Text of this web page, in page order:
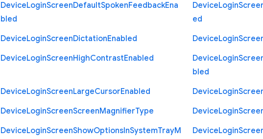
DeviceLoginScreenDefaultSpokenFeedbackEna
bled
DeviceLogin
ed
DeviceLoginScreenDictationEnabled DeviceLogin
DeviceLoginScreenHighContrastEnabled DeviceLogin
bled
DeviceLoginScreenLargeCursorEnabled DeviceLogin
DeviceLoginScreenScreenMagnifierType DeviceLogin
DeviceLoginScreenShowOptionsInSystemTrayM
DeviceLogin